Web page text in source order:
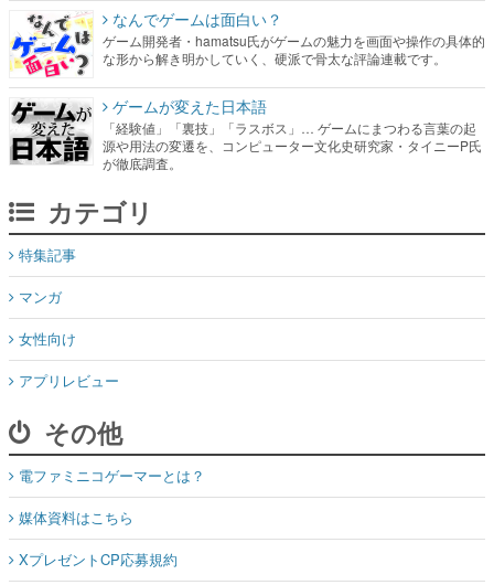
なんでゲームは面白い？
ゲーム開発者・hamatsu氏がゲームの魅力を画面や操作の具体的
な形から解き明かしていく、硬派で骨太な評論連載です。
ゲームが変えた日本語
「経験値」「裏技」「ラスボス」… ゲームにまつわる言葉の起
源や用法の変遷を、コンピューター文化史研究家・タイニーP氏
が徹底調査。
カテゴリ
特集記事
マンガ
女性向け
アプリレビュー
その他
電ファミニコゲーマーとは？
媒体資料はこちら
XプレゼントCP応募規約